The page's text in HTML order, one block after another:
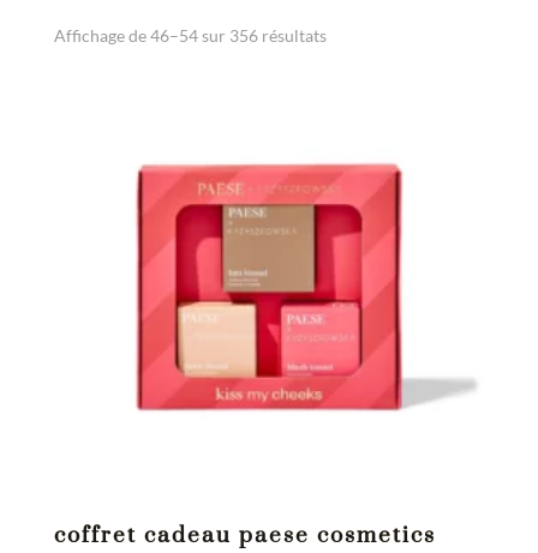
Affichage de 46–54 sur 356 résultats
coffret cadeau paese cosmetics